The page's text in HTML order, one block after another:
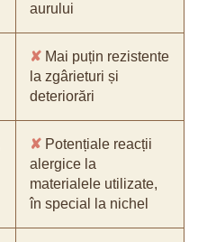
aurului
✘ Mai puțin rezistente
la zgârieturi și
deteriorări
✘ Potențiale reacții
alergice la
materialele utilizate,
în special la nichel